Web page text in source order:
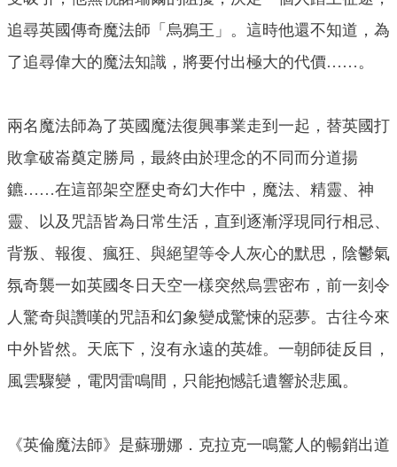
追尋英國傳奇魔法師「烏鴉王」。這時他還不知道，為
了追尋偉大的魔法知識，將要付出極大的代價……。
兩名魔法師為了英國魔法復興事業走到一起，替英國打
敗拿破崙奠定勝局，最終由於理念的不同而分道揚
鑣……在這部架空歷史奇幻大作中，魔法、精靈、神
靈、以及咒語皆為日常生活，直到逐漸浮現同行相忌、
背叛、報復、瘋狂、與絕望等令人灰心的默思，陰鬱氣
氛奇襲一如英國冬日天空一樣突然烏雲密布，前一刻令
人驚奇與讚嘆的咒語和幻象變成驚悚的惡夢。古往今來
中外皆然。天底下，沒有永遠的英雄。一朝師徒反目，
風雲驟變，電閃雷鳴間，只能抱憾託遺響於悲風。
《英倫魔法師》是蘇珊娜．克拉克一鳴驚人的暢銷出道